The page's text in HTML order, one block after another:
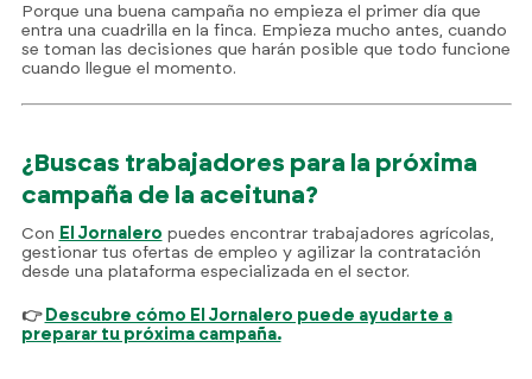
Porque una buena campaña no empieza el primer día que
entra una cuadrilla en la finca. Empieza mucho antes, cuando
se toman las decisiones que harán posible que todo funcione
cuando llegue el momento.
¿Buscas trabajadores para la próxima
campaña de la aceituna?
Con El Jornalero puedes encontrar trabajadores agrícolas,
gestionar tus ofertas de empleo y agilizar la contratación
desde una plataforma especializada en el sector.
👉 Descubre cómo El Jornalero puede ayudarte a
preparar tu próxima campaña.